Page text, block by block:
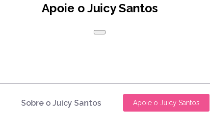
Apoie o Juicy Santos
Sobre o Juicy Santos Apoie o Juicy Santos